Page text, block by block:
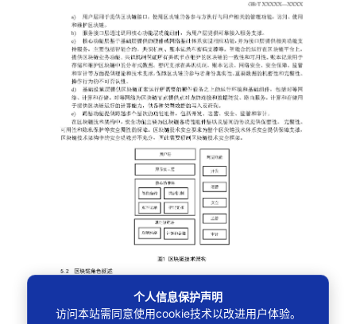
个人信息保护声明
访问本站需同意使用cookie技术以改进用户体验。